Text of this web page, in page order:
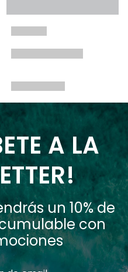
A LA
un 10% de
con